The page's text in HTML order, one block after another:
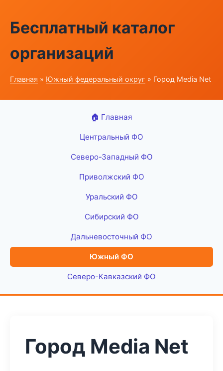
Бесплатный каталог
организаций
Главная » Южный федеральный округ » Город Media Net
🏠 Главная
Центральный ФО
Северо-Западный ФО
Приволжский ФО
Уральский ФО
Сибирский ФО
Дальневосточный ФО
Южный ФО
Северо-Кавказский ФО
Город Media Net